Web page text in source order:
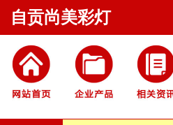
自贡尚美彩灯